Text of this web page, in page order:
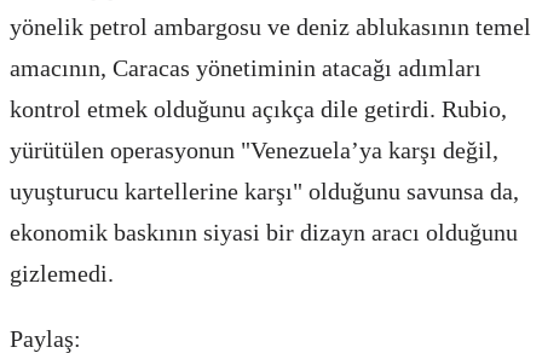
yönelik petrol ambargosu ve deniz ablukasının temel
amacının, Caracas yönetiminin atacağı adımları
kontrol etmek olduğunu açıkça dile getirdi. Rubio,
yürütülen operasyonun "Venezuela’ya karşı değil,
uyuşturucu kartellerine karşı" olduğunu savunsa da,
ekonomik baskının siyasi bir dizayn aracı olduğunu
gizlemedi.
Paylaş: